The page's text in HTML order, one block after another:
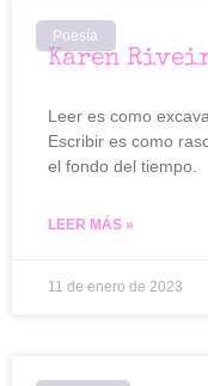
Poesía
Karen
Leer es como
Escribir es como
el fondo del tiempo.
LEER MÁS »
11 de enero de 2023